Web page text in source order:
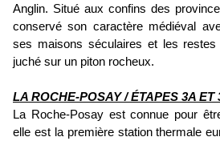
Anglin. Situé aux confins des
conservé son caractère médiéval
ses maisons séculaires et les
juché sur un piton rocheux.
LA ROCHE-POSAY / ÉTAPES 3A ET
La Roche-Posay est connue pour
elle est la première station thermale